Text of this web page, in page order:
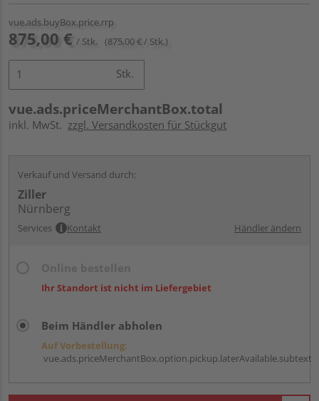
vue.ads.buyBox.price.rrp
875,00 € / Stk. (875,00 € / Stk.)
Stk.
vue.ads.priceMerchantBox.total
inkl. MwSt. zzgl. Versandkosten für Stückgut
Verkauf und Versand durch:
Ziller
Nürnberg
Services Kontakt Händler ändern
Ihr Standort ist nicht im Liefergebiet
Beim Händler abholen
Auf Vorbestellung:
vue.ads.priceMerchantBox.option.pickup.laterAvailable.subtext